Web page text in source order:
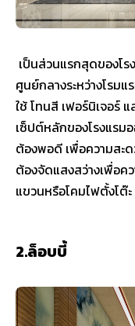
เป็นส่วนแรกสุดของโร
ศูนย์กลางระหว่างโรม
ใช้ โทนสี เฟอร์นิเจอร์
เซ็ปต์หลักของโรงแรม
ต้องพอดี เพื่อความสะด
ต้องจัดแสงสว่างเพื่อค
แขวนหรือโคมไฟตั้งโต๊ะ
2.ล็อบบี้